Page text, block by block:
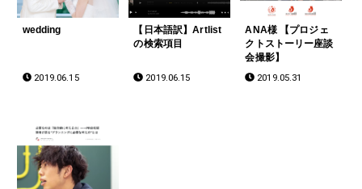
wedding
2019.06.15
【日本語訳】Artlist
の検索項目
2019.06.15
ANA様 【プロジェ
クトストーリー座談
会撮影】
2019.05.31